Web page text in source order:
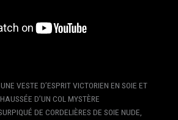
VESTE D’ESPRIT VICTORIEN EN SOIE ET
D’UN COL MYSTÈRE
DE CORDELIÈRES DE SOIE NUDE,